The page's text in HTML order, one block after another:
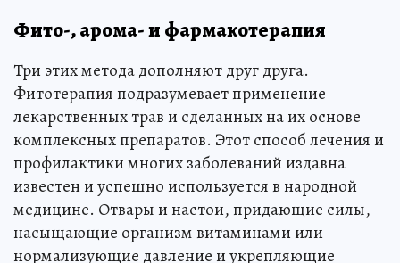
Фито-, арома- и фармакотерапия
Три этих метода дополняют друг друга.
Фитотерапия подразумевает применение
лекарственных трав и сделанных на их основе
комплексных препаратов. Этот способ лечения и
профилактики многих заболеваний издавна
известен и успешно используется в народной
медицине. Отвары и настои, придающие силы,
насыщающие организм витаминами или
нормализующие давление и укрепляющие